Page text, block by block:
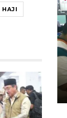
HAJI